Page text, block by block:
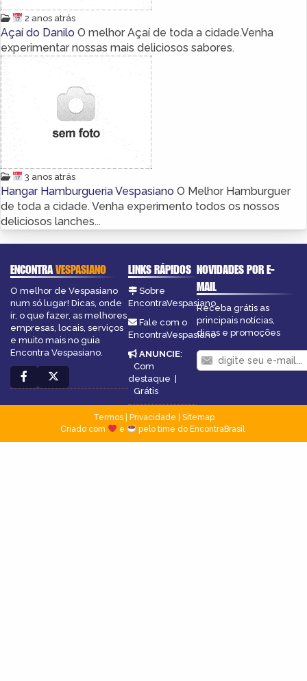
2 anos atrás
Açaí do Danilo O melhor Açaí de toda a cidade.Venha
experimentar nossas mais deliciosos sabores.
3 anos atrás
Hangar Hamburgueria Vespasiano O Melhor Hamburguer
de toda a cidade. Venha experimento todos os nossos
deliciosos lanches...
ENCONTRAVESPASIANO
O melhor de Vespasiano
num só lugar! Dicas, onde
ir, o que fazer, as melhores
empresas, locais, serviços
e muito mais no guia
Encontra Vespasiano.
LINKS RÁPIDOS
Sobre
EncontraVespasiano
Fale com o
EncontraVespasiano
ANUNCIE:
Com
destaque |
Grátis
NOVIDADES POR E-
MAIL
Receba grátis as
principais notícias,
dicas e promoções
Termos| Privacidade
Sitemap
Criado com
e pelo time do EncontraBrasil